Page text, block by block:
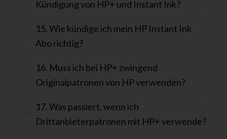
Kündigung von HP+ und Instant Ink?
15. Wie kündige ich mein HP Instant Ink
Abo richtig?
16. Muss ich bei HP+ zwingend
Originalpatronen von HP verwenden?
17. Was passiert, wenn ich
Drittanbieterpatronen mit HP+ verwende?